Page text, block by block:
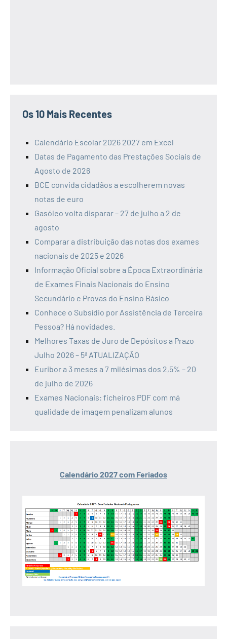
Os 10 Mais Recentes
Calendário Escolar 2026 2027 em Excel
Datas de Pagamento das Prestações Sociais de
Agosto de 2026
BCE convida cidadãos a escolherem novas
notas de euro
Gasóleo volta disparar – 27 de julho a 2 de
agosto
Comparar a distribuição das notas dos exames
nacionais de 2025 e 2026
Informação Oficial sobre a Época Extraordinária
de Exames Finais Nacionais do Ensino
Secundário e Provas do Ensino Básico
Conhece o Subsídio por Assistência de Terceira
Pessoa? Há novidades.
Melhores Taxas de Juro de Depósitos a Prazo
Julho 2026 – 5ª ATUALIZAÇÃO
Euribor a 3 meses a 7 milésimas dos 2,5% – 20
de julho de 2026
Exames Nacionais: ficheiros PDF com má
qualidade de imagem penalizam alunos
Calendário 2027 com Feriados